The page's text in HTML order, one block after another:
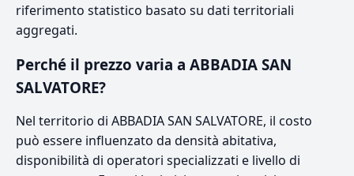
riferimento statistico basato su dati territoriali
aggregati.
Perché il prezzo varia a ABBADIA SAN
SALVATORE?
Nel territorio di ABBADIA SAN SALVATORE, il costo
può essere influenzato da densità abitativa,
disponibilità di operatori specializzati e livello di